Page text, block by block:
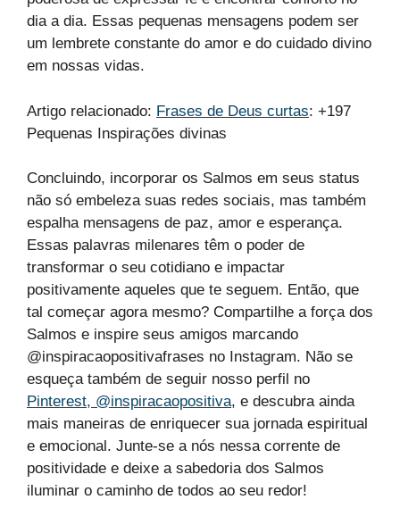
dia a dia. Essas pequenas mensagens podem ser
um lembrete constante do amor e do cuidado divino
em nossas vidas.
Artigo relacionado: Frases de Deus curtas: +197
Pequenas Inspirações divinas
Concluindo, incorporar os Salmos em seus status
não só embeleza suas redes sociais, mas também
espalha mensagens de paz, amor e esperança.
Essas palavras milenares têm o poder de
transformar o seu cotidiano e impactar
positivamente aqueles que te seguem. Então, que
tal começar agora mesmo? Compartilhe a força dos
Salmos e inspire seus amigos marcando
@inspiracaopositivafrases no Instagram. Não se
esqueça também de seguir nosso perfil no
Pinterest, @inspiracaopositiva, e descubra ainda
mais maneiras de enriquecer sua jornada espiritual
e emocional. Junte-se a nós nessa corrente de
positividade e deixe a sabedoria dos Salmos
iluminar o caminho de todos ao seu redor!